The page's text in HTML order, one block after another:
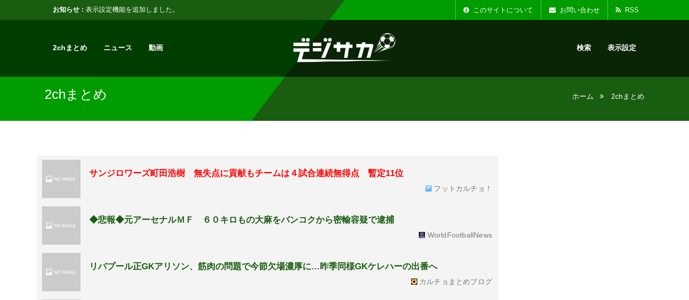
お知らせ : 表示設定機能を追加しました。 リニューアルに伴い、サイト名を「デジサカ」に変更しました。
このサイトについて お問い合わせ RSS
2chまとめ ニュース 動画 検索 表示設定
2chまとめ ホーム 2chまとめ
サンジロワーズ町田浩樹 無失点に貢献もチームは４試合連続無得点 暫定11位
フットカルチョ！
◆悲報◆元アーセナルＭＦ ６０キロもの大麻をバンコクから密輸容疑で逮捕
WorldFootballNews
リバプール正GKアリソン、筋肉の問題で今節欠場濃厚に…昨季同様GKケレハーの出番へ
カルチョまとめブログ